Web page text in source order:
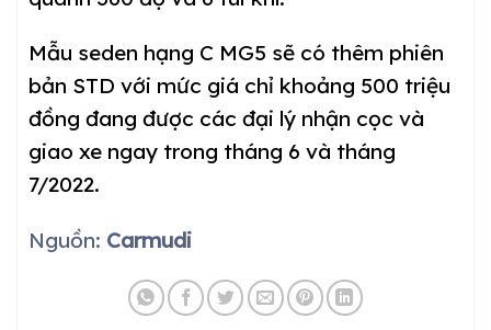
Mẫu seden hạng C MG5 sẽ có thêm phiên
bản STD với mức giá chỉ khoảng 500 triệu
đồng đang được các đại lý nhận cọc và
giao xe ngay trong tháng 6 và tháng
7/2022.
Nguồn: Carmudi